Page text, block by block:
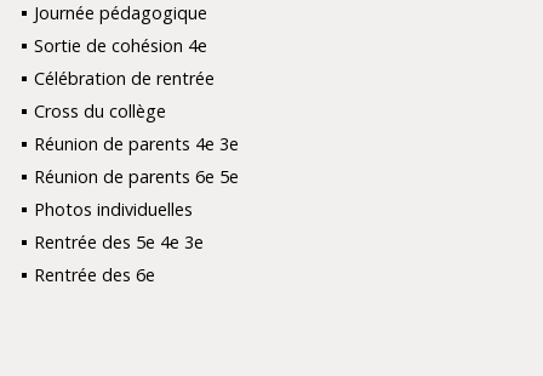
Journée pédagogique
Sortie de cohésion 4e
Célébration de rentrée
Cross du collège
Réunion de parents 4e 3e
Réunion de parents 6e 5e
Photos individuelles
Rentrée des 5e 4e 3e
Rentrée des 6e